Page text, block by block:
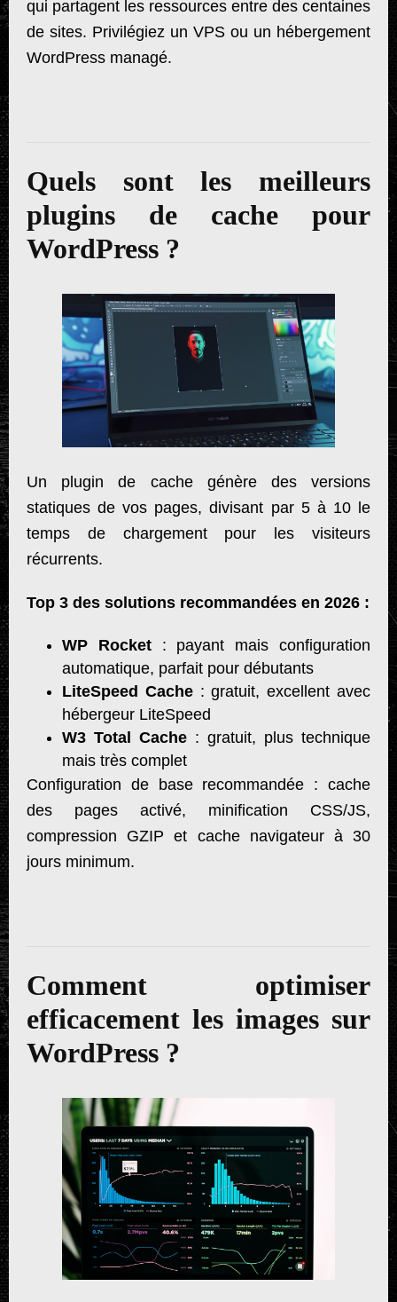
qui partagent les ressources entre des centaines
de sites. Privilégiez un VPS ou un hébergement
WordPress managé.
Quels sont les meilleurs
plugins de cache pour
WordPress ?
Un plugin de cache génère des versions
statiques de vos pages, divisant par 5 à 10 le
temps de chargement pour les visiteurs
récurrents.
Top 3 des solutions recommandées en 2026 :
WP Rocket: payant mais configuration
automatique, parfait pour débutants
LiteSpeed Cache: gratuit, excellent avec
hébergeur LiteSpeed
W3 Total Cache : gratuit, plus technique
mais très complet
Configuration de base recommandée : cache
des pages activé, minification CSS/JS,
compression GZIP et cache navigateur à 30
jours minimum.
Comment optimiser
efficacement les images sur
WordPress ?